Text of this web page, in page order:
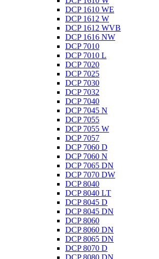
DCP 1610 WE
DCP 1612 W
DCP 1612 WVB
DCP 1616 NW
DCP 7010
DCP 7010 L
DCP 7020
DCP 7025
DCP 7030
DCP 7032
DCP 7040
DCP 7045 N
DCP 7055
DCP 7055 W
DCP 7057
DCP 7060 D
DCP 7060 N
DCP 7065 DN
DCP 7070 DW
DCP 8040
DCP 8040 LT
DCP 8045 D
DCP 8045 DN
DCP 8060
DCP 8060 DN
DCP 8065 DN
DCP 8070 D
DCP 8080 DN